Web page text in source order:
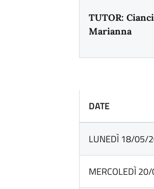
TUTOR:
Marianna
DATE
LUNEDÌ 18/05/
MERCOLEDÌ